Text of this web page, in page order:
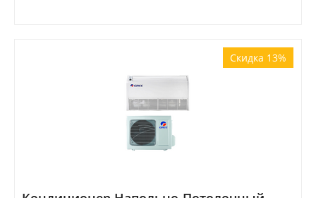
Скидка 13%